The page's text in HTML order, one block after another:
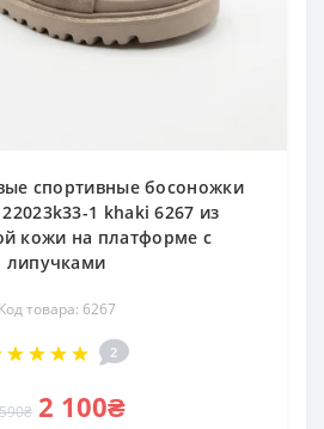
спортивные босоножки
1 khaki 6267 из
кожи на платформе с
липучками
Код товара: 6267
2
2 100₴